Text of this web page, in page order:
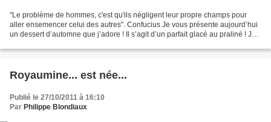
"Le problème de hommes, c'est qu'ils négligent leur propre champs pour
aller ensemencer celui des autres". Confucius Je vous présente aujourd’hui
un dessert d’automne que j’adore ! Il s’agit d’un parfait glacé au praliné ! Je
Royaumine... est née...
Publié le 27/10/2011 à 16:10
Par Philippe Blondiaux